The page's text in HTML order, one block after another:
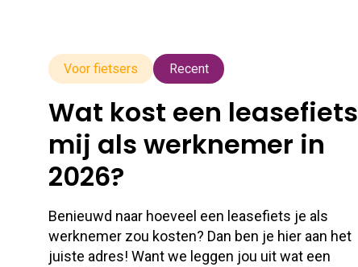
Voor fietsers Recent
Wat kost een leasefiets
mij als werknemer in
2026?
Benieuwd naar hoeveel een leasefiets je als
werknemer zou kosten? Dan ben je hier aan het
juiste adres! Want we leggen jou uit wat een